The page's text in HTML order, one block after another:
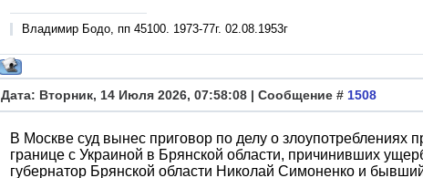
совершеннолетия, 21 год как-никак, а мама постаралась их обеспечить к
грести деньги лопатой.
Владимир Бодо, пп 45100. 1973-77г. 02.08.1953г
Дата: Вторник, 14 Июля 2026, 07:58:08 | Сообщение # 1508
В Москве суд вынес приговор по делу о злоупотреблениях
границе с Украиной в Брянской области, причинивших
губернатор Брянской области Николай Симоненко и